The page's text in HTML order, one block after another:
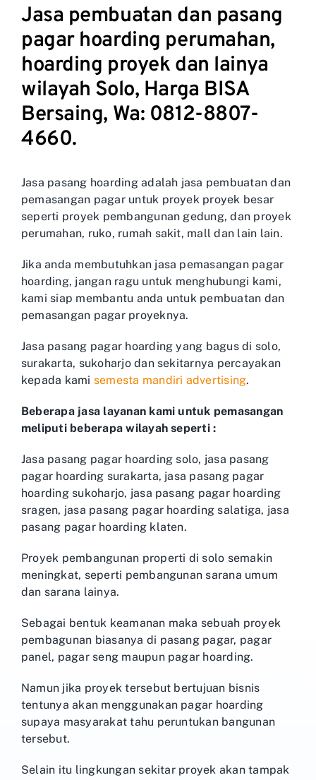
Jasa pembuatan dan pasang
pagar hoarding perumahan,
hoarding proyek dan lainya
wilayah Solo, Harga BISA
Bersaing, Wa: 0812-8807-
4660.
Jasa pasang hoarding adalah jasa pembuatan dan
pemasangan pagar untuk proyek proyek besar
seperti proyek pembangunan gedung, dan proyek
perumahan, ruko, rumah sakit, mall dan lain lain.
Jika anda membutuhkan jasa pemasangan pagar
hoarding, jangan ragu untuk menghubungi kami,
kami siap membantu anda untuk pembuatan dan
pemasangan pagar proyeknya.
Jasa pasang pagar hoarding yang bagus di solo,
surakarta, sukoharjo dan sekitarnya percayakan
kepada kami semesta mandiri advertising.
Beberapa jasa layanan kami untuk pemasangan
meliputi beberapa wilayah seperti :
Jasa pasang pagar hoarding solo, jasa pasang
pagar hoarding surakarta, jasa pasang pagar
hoarding sukoharjo, jasa pasang pagar hoarding
sragen, jasa pasang pagar hoarding salatiga, jasa
pasang pagar hoarding klaten.
Proyek pembangunan properti di solo semakin
meningkat, seperti pembangunan sarana umum
dan sarana lainya.
Sebagai bentuk keamanan maka sebuah proyek
pembagunan biasanya di pasang pagar, pagar
panel, pagar seng maupun pagar hoarding.
Namun jika proyek tersebut bertujuan bisnis
tentunya akan menggunakan pagar hoarding
supaya masyarakat tahu peruntukan bangunan
tersebut.
Selain itu lingkungan sekitar proyek akan tampak